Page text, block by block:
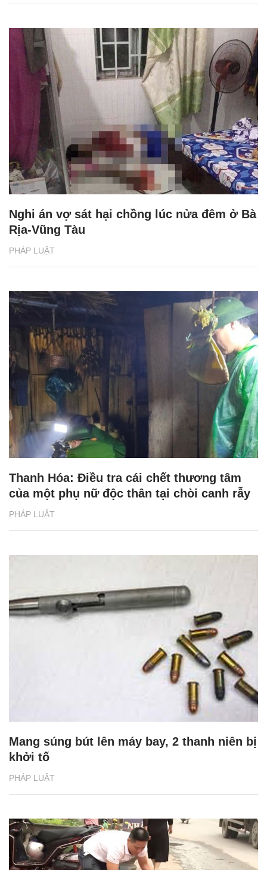
PHÁP LUẬT
Nghi án vợ sát hại chồng lúc nửa đêm ở Bà
Rịa-Vũng Tàu
PHÁP LUẬT
Thanh Hóa: Điều tra cái chết thương tâm
của một phụ nữ độc thân tại chòi canh rẫy
PHÁP LUẬT
Mang súng bút lên máy bay, 2 thanh niên bị
khởi tố